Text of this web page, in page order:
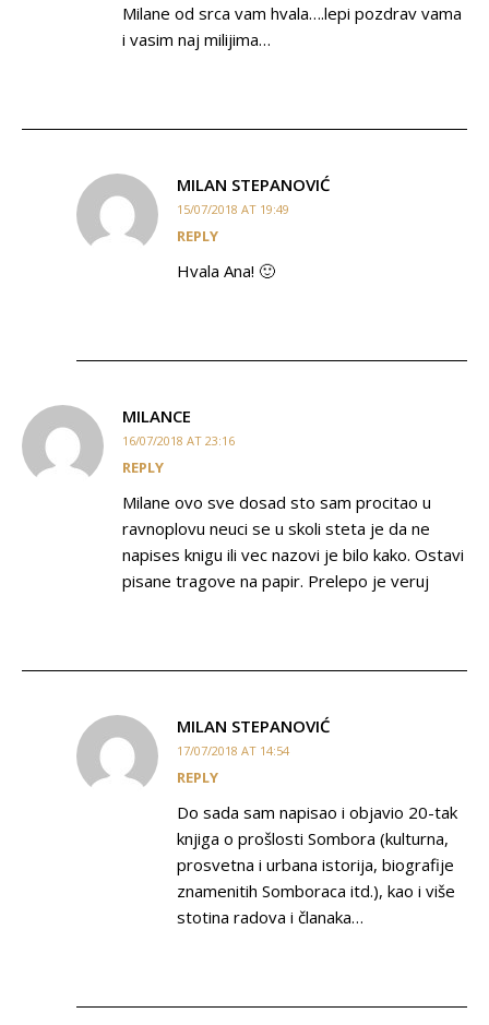
Milane od srca vam hvala….lepi pozdrav vama
i vasim naj milijima…
MILAN STEPANOVIĆ
15/07/2018 AT 19:49
REPLY
Hvala Ana! 🙂
MILANCE
16/07/2018 AT 23:16
REPLY
Milane ovo sve dosad sto sam procitao u
ravnoplovu neuci se u skoli steta je da ne
napises knigu ili vec nazovi je bilo kako. Ostavi
pisane tragove na papir. Prelepo je veruj
MILAN STEPANOVIĆ
17/07/2018 AT 14:54
REPLY
Do sada sam napisao i objavio 20-tak
knjiga o prošlosti Sombora (kulturna,
prosvetna i urbana istorija, biografije
znamenitih Somboraca itd.), kao i više
stotina radova i članaka…